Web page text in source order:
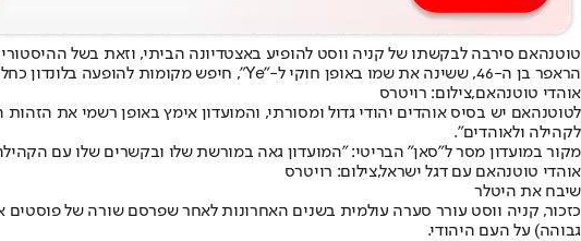
טוטנהאם סירבה לבקשתו של קניה ווסט להופיע באצטדיונה הביתי, וזאת בשל
הראפר בן ה-46, ששינה את שמו באופן חוקי ל-"Ye", חיפש מקומות להופעה בלונדון כחלק מקידום אלבומו החדש "Vultures". עם זאת, נציגי המועדון מהצפון של לונדון הבהירו כי הוא אינו רצוי במתקן שלהם.
אוהדי טוטנהאם,צילום: רויטרס
לטוטנהאם יש בסיס אוהדים יהודי גדול ומסורתי, והמועדון אימץ באופן רשמי את
לקהילה ולאוהדים".
מקור במועדון מסר ל"סאן" הבריטי: "המועדון גאה במורשת שלו ובקשרים שלו עם
אוהדי טוטנהאם עם דגל ישראל,צילום: רויטרס
שיבח את היטלר
גבוהה) על העם היהודי.